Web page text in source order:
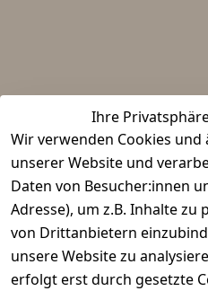
Ihre
Wir verwenden Cookies
unserer Website und
Daten von Besucher:innen
Adresse), um z.B. Inhalte zu
von Drittanbietern
unsere Website zu
erfolgt erst durch gesetzte